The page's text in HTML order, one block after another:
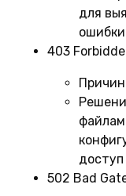
для
403
502 Bad